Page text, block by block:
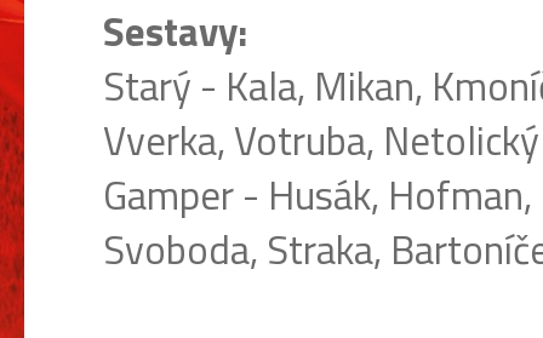
Sestavy:
Starý - Kala, Mikan,
Vverka, Votruba,
Gamper - Husák,
Svoboda, Straka,